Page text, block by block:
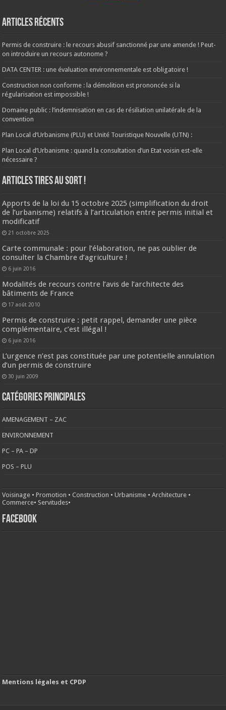
Articles récents
Permis de construire : le recours abusif sanctionné par une amende ! Peut-
on introduire un recours autonome ?
DATA CENTER : une évaluation environnementale est obligatoire !
Construction non conforme : la démolition est prononcée si la
régularisation est impossible !
Domaine public : l’indemnisation en cas de résiliation unilatérale de la
convention
Plan Local d’Urbanisme (PLU) et Unité Touristique Nouvelle (UTN) :
Plan Local d’Urbanisme : quand la consultation d’un Etat voisin est-elle
nécessaire ?
ARTICLES TIRES AU SORT !
Apports de la loi du 15 octobre 2025 (simplification du droit
de l’urbanisme) relatifs à l’articulation entre permis initial et
modificatif
21 octobre 2025
Carte communale : pour l’élaboration, ne pas oublier de
consulter la Chambre d’agriculture !
6 juin 2016
Modalités de recours contre l’avis de l’architecte des
bâtiments de France
17 août 2010
Permis de construire : petit rappel, demander une pièce
complémentaire, c’est illégal !
6 juin 2016
L’urgence n’est pas constituée par une potentielle annulation
d’un permis de construire
30 juin 2009
CATÉGORIES PRINCIPALES
AMENAGEMENT – ZAC
ENVIRONNEMENT
PC – PA – DP
POS – PLU
Voisinage •Promotion •Construction •Urbanisme •Architecture •
Commerce• Servitudes•
FACEBOOK
Mentions légales et CPDP